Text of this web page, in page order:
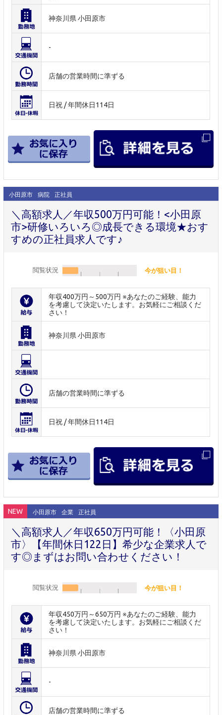
神奈川県 小田原市
-
店舗の営業時間に準ずる
日祝 / 年間休日114日
小田原市 病院 正社員
＼高額求人／年収500万円可能！<小田原
市>研修いろいろ◎成長できる環境★おす
すめの正社員求人です♪
閲覧状況 今が狙い目！
年収400万円～500万円 ※あなたのご経験、能力
を考慮して決定いたします。お気軽にご相談くだ
さい！
神奈川県 小田原市
店舗の営業時間に準ずる
日祝 / 年間休日114日
NEW 小田原市 企業 正社員
＼高額求人／年収650万円可能！〈小田原
市〉【年間休日122日】希少な企業求人で
す◎まずはお問い合わせください！
閲覧状況 今が狙い目！
年収450万円～650万円 ※あなたのご経験、能力
を考慮して決定いたします。お気軽にご相談くだ
さい！
神奈川県 小田原市
-
店舗の営業時間に準ずる